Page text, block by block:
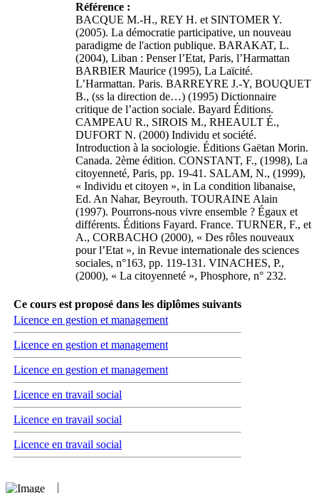
Référence :
BACQUE M.-H., REY H. et SINTOMER Y.
(2005). La démocratie participative, un nouveau
paradigme de l'action publique. BARAKAT, L.
(2004), Liban : Penser l’Etat, Paris, l’Harmattan
BARBIER Maurice (1995), La Laïcité.
L’Harmattan. Paris. BARREYRE J.-Y, BOUQUET
B., (ss la direction de…) (1995) Dictionnaire
critique de l’action sociale. Bayard Éditions.
CAMPEAU R., SIROIS M., RHEAULT É.,
DUFORT N. (2000) Individu et société.
Introduction à la sociologie. Éditions Gaëtan Morin.
Canada. 2ème édition. CONSTANT, F., (1998), La
citoyenneté, Paris, pp. 19-41. SALAM, N., (1999),
« Individu et citoyen », in La condition libanaise,
Ed. An Nahar, Beyrouth. TOURAINE Alain
(1997). Pourrons-nous vivre ensemble ? Égaux et
différents. Éditions Fayard. France. TURNER, F., et
A., CORBACHO (2000), « Des rôles nouveaux
pour l’Etat », in Revue internationale des sciences
sociales, n°163, pp. 119-131. VINACHES, P.,
(2000), « La citoyenneté », Phosphore, n° 232.
Ce cours est proposé dans les diplômes suivants
Licence en gestion et management
Licence en gestion et management
Licence en gestion et management
Licence en travail social
Licence en travail social
Licence en travail social